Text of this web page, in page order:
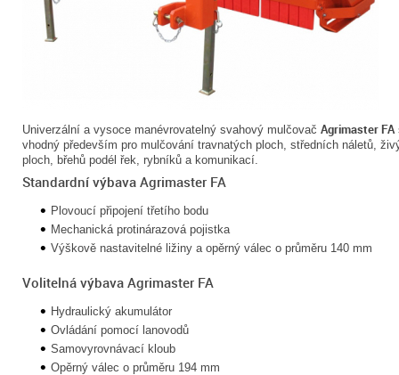
Univerzální a vysoce manévrovatelný svahový mulčovač Agrimaster FA
vhodný především pro mulčování travnatých ploch, středních náletů,
ploch, břehů podél řek, rybníků a komunikací.
Standardní výbava Agrimaster FA
Plovoucí připojení třetího bodu
Mechanická protinárazová pojistka
Výškově nastavitelné ližiny a opěrný válec o průměru 140 mm
Volitelná výbava Agrimaster FA
Hydraulický akumulátor
Ovládání pomocí lanovodů
Samovyrovnávací kloub
Opěrný válec o průměru 194 mm